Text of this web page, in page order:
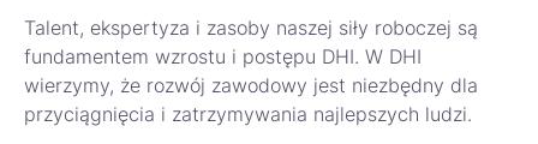
Talent, ekspertyza i zasoby naszej siły roboczej są
fundamentem wzrostu i postępu DHI. W DHI
wierzymy, że rozwój zawodowy jest niezbędny dla
przyciągnięcia i zatrzymywania najlepszych ludzi.